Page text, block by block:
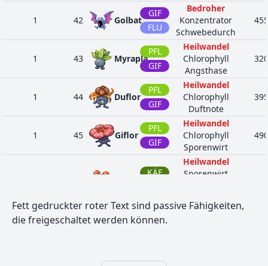
1 42 Golbat
GIF
FLU
Bedroher
Konzentrator
Schwebedurch
455
1 43 Myrapla
PFL
GIF
Heilwandel
Chlorophyll
Angsthase
320
1 44 Duflor
PFL
GIF
Heilwandel
Chlorophyll
Duftnote
395
1 45 Giflor
PFL
GIF
Heilwandel
Chlorophyll
Sporenwirt
490
KÄF
Heilwandel
Sporenwirt
KÄF
Heilwandel
Fett gedruckter roter Text sind passive Fähigkeiten,
die freigeschaltet werden können.